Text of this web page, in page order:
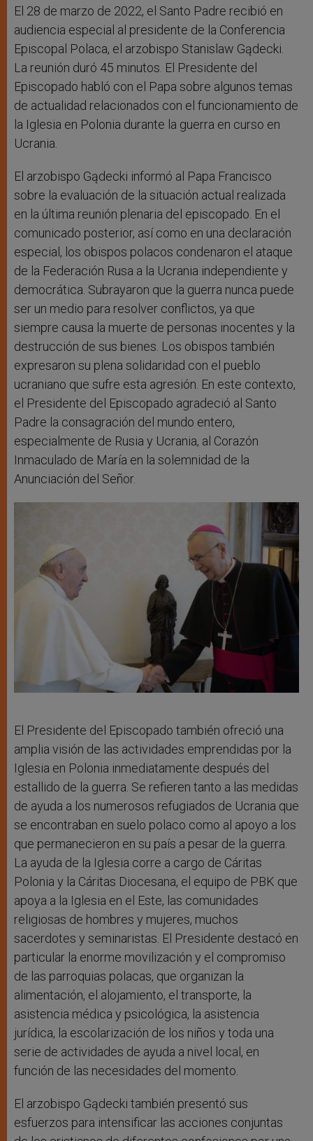
El 28 de marzo de 2022, el Santo Padre recibió en
audiencia especial al presidente de la Conferencia
Episcopal Polaca, el arzobispo Stanislaw Gądecki.
La reunión duró 45 minutos. El Presidente del
Episcopado habló con el Papa sobre algunos temas
de actualidad relacionados con el funcionamiento de
la Iglesia en Polonia durante la guerra en curso en
Ucrania.
El arzobispo Gądecki informó al Papa Francisco
sobre la evaluación de la situación actual realizada
en la última reunión plenaria del episcopado. En el
comunicado posterior, así como en una declaración
especial, los obispos polacos condenaron el ataque
de la Federación Rusa a la Ucrania independiente y
democrática. Subrayaron que la guerra nunca puede
ser un medio para resolver conflictos, ya que
siempre causa la muerte de personas inocentes y la
destrucción de sus bienes. Los obispos también
expresaron su plena solidaridad con el pueblo
ucraniano que sufre esta agresión. En este contexto,
el Presidente del Episcopado agradeció al Santo
Padre la consagración del mundo entero,
especialmente de Rusia y Ucrania, al Corazón
Inmaculado de María en la solemnidad de la
Anunciación del Señor.
El Presidente del Episcopado también ofreció una
amplia visión de las actividades emprendidas por la
Iglesia en Polonia inmediatamente después del
estallido de la guerra. Se refieren tanto a las medidas
de ayuda a los numerosos refugiados de Ucrania que
se encontraban en suelo polaco como al apoyo a los
que permanecieron en su país a pesar de la guerra.
La ayuda de la Iglesia corre a cargo de Cáritas
Polonia y la Cáritas Diocesana, el equipo de PBK que
apoya a la Iglesia en el Este, las comunidades
religiosas de hombres y mujeres, muchos
sacerdotes y seminaristas. El Presidente destacó en
particular la enorme movilización y el compromiso
de las parroquias polacas, que organizan la
alimentación, el alojamiento, el transporte, la
asistencia médica y psicológica, la asistencia
jurídica, la escolarización de los niños y toda una
serie de actividades de ayuda a nivel local, en
función de las necesidades del momento.
El arzobispo Gądecki también presentó sus
esfuerzos para intensificar las acciones conjuntas